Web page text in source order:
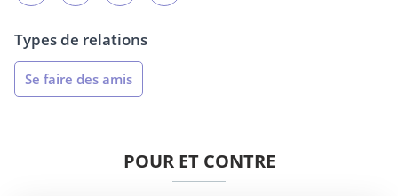
Types de relations
Se faire des amis
POUR ET CONTRE